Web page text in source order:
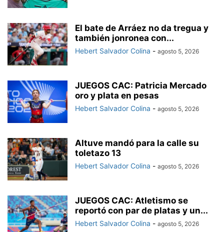
El bate de Arráez no da tregua y
también jonronea con...
Hebert Salvador Colina - agosto 5, 2026
JUEGOS CAC: Patricia Mercado
oro y plata en pesas
Hebert Salvador Colina - agosto 5, 2026
Altuve mandó para la calle su
toletazo 13
Hebert Salvador Colina - agosto 5, 2026
JUEGOS CAC: Atletismo se
reportó con par de platas y un...
Hebert Salvador Colina - agosto 5, 2026